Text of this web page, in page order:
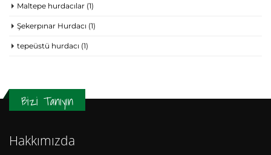
Maltepe hurdacılar (1)
Şekerpınar Hurdacı (1)
tepeüstü hurdacı (1)
Bizi Tanıyın
Hakkımızda